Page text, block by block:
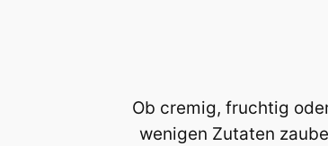
Ob cremig, fruchtig
wenigen Zutaten